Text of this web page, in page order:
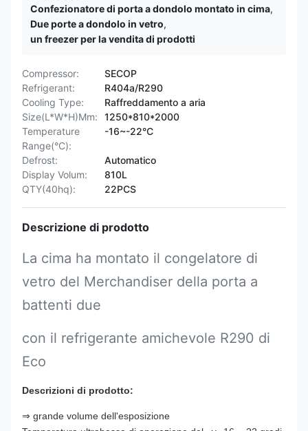
Confezionatore di porta a dondolo montato in cima,
Due porte a dondolo in vetro,
un freezer per la vendita di prodotti
Compressor:
SECOP
Refrigerant:
R404a/R290
Cooling Type:
Raffreddamento a aria
Size(L*W*H)Mm:
1250*810*2000
Temperature
Range(°C):
-16~-22°C
Defrost:
Automatico
Display Volum:
810L
QTY(40hq):
22PCS
Descrizione di prodotto
La cima ha montato il congelatore di
vetro del Merchandiser della porta a
battenti due
con il refrigerante amichevole R290 di
Eco
Descrizioni di prodotto:
⇒ grande volume dell'esposizione